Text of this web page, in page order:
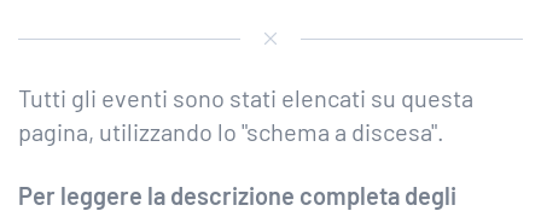
Tutti gli eventi sono stati elencati su questa
pagina, utilizzando lo "schema a discesa".
Per leggere la descrizione completa degli